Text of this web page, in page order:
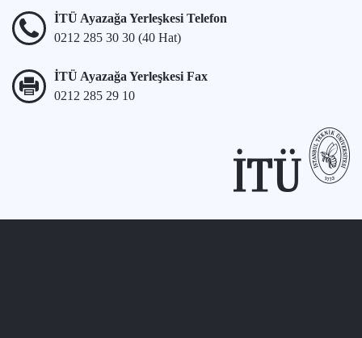
İTÜ Ayazağa Yerleşkesi Telefon
0212 285 30 30 (40 Hat)
İTÜ Ayazağa Yerleşkesi Fax
0212 285 29 10